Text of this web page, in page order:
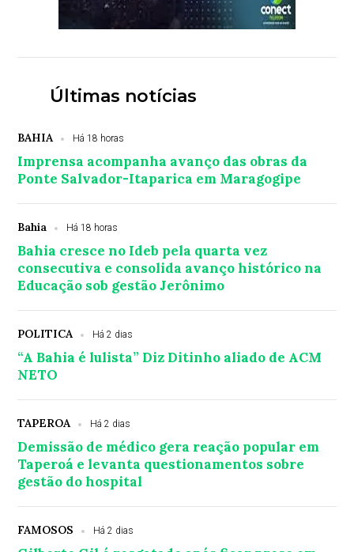
Últimas notícias
BAHIA Há 18 horas
Imprensa acompanha avanço das obras da
Ponte Salvador-Itaparica em Maragogipe
Bahia Há 18 horas
Bahia cresce no Ideb pela quarta vez
consecutiva e consolida avanço histórico na
Educação sob gestão Jerônimo
POLITICA Há 2 dias
“A Bahia é lulista” Diz Ditinho aliado de ACM
NETO
TAPEROA Há 2 dias
Demissão de médico gera reação popular em
Taperoá e levanta questionamentos sobre
gestão do hospital
FAMOSOS Há 2 dias